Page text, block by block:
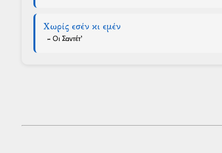
Χωρίς εσέν κι εμέν
- Οι Σαντέτ’